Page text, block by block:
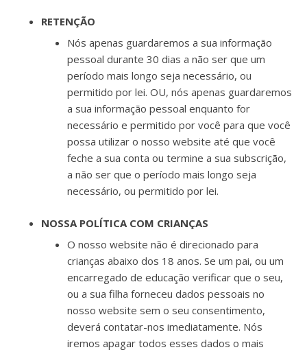
RETENÇÃO
Nós apenas guardaremos a sua informação
pessoal durante 30 dias a não ser que um
período mais longo seja necessário, ou
permitido por lei. OU, nós apenas guardaremos
a sua informação pessoal enquanto for
necessário e permitido por você para que você
possa utilizar o nosso website até que você
feche a sua conta ou termine a sua subscrição,
a não ser que o período mais longo seja
necessário, ou permitido por lei.
NOSSA POLÍTICA COM CRIANÇAS
O nosso website não é direcionado para
crianças abaixo dos 18 anos. Se um pai, ou um
encarregado de educação verificar que o seu,
ou a sua filha forneceu dados pessoais no
nosso website sem o seu consentimento,
deverá contatar-nos imediatamente. Nós
iremos apagar todos esses dados o mais